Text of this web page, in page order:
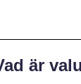
är